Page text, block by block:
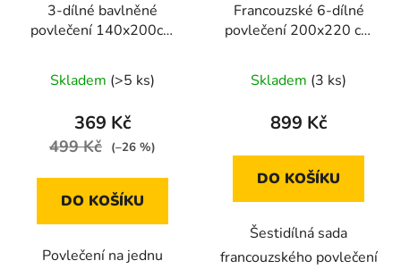
3-dílné bavlněné
povlečení 140x200cm
Skladem (>5 ks)
369 Kč
499 Kč (–26 %)
DO KOŠÍKU
Povlečení na jednu
Francouzské 6-dílné
povlečení 200x220 cm
větví)
Skladem (3 ks)
899 Kč
DO KOŠÍKU
Šestidílná sada
francouzského povlečení